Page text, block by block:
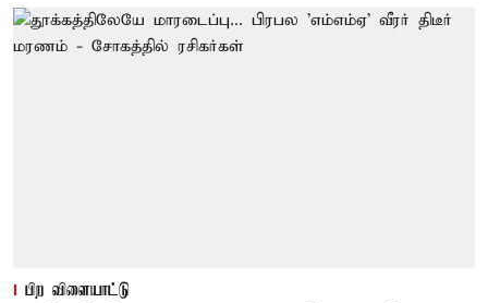
பிற விளையாட்டு